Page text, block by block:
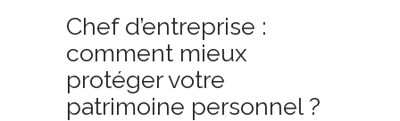
Chef d’entreprise :
comment mieux
protéger votre
patrimoine personnel ?